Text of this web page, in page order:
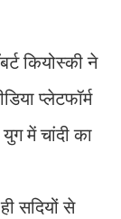
कियोस्की ने
प्लेटफॉर्म
में चांदी का
सदियों से